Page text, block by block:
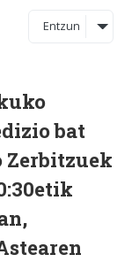
Entzun
bat